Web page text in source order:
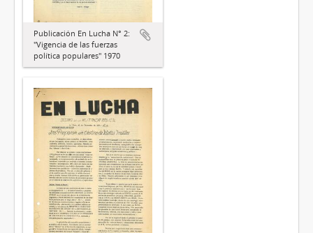
Publicación En Lucha N° 2:
"Vigencia de las fuerzas
política populares" 1970